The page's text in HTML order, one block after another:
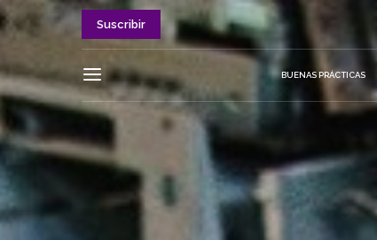
Suscribir
BUENAS PRÁCTICAS